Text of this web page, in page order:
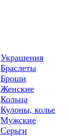
Украшения
Браслеты
Броши
Женские
Кольца
Кулоны, колье
Мужские
Серьги